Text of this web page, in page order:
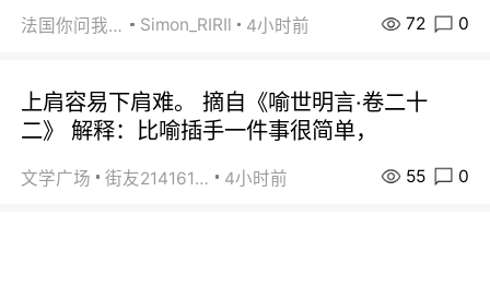
法国你问我答 Simon_RIRIl 4小时前 72 0
上肩容易下肩难。 摘自《喻世明言·卷二十
二》 解释：比喻插手一件事很简单，
文学广场 街友21416156 4小时前 55 0